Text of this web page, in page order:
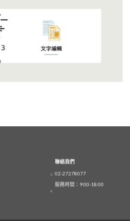
聯絡我們
02-27278077
服務時間：9:00-18:00